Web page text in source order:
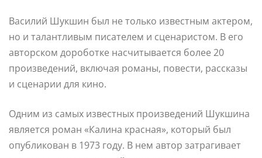
Василий Шукшин был не только известным актером,
но и талантливым писателем и сценаристом. В его
авторском дороботке насчитывается более 20
произведений, включая романы, повести, рассказы
и сценарии для кино.
Одним из самых известных произведений Шукшина
является роман «Калина красная», который был
опубликован в 1973 году. В нем автор затрагивает